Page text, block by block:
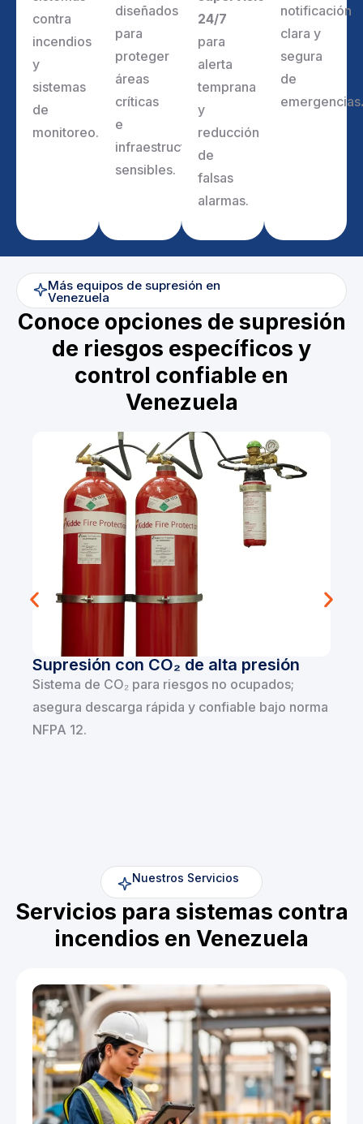
contra
incendios
y
sistemas
de
monitoreo.
diseñados
para
proteger
áreas
críticas
e
infraestructuras
sensibles.
24/7
para
alerta
temprana
y
reducción
de
falsas
alarmas.
notificación
clara y
segura
de
emergencias
Más equipos de supresión en
Venezuela
Conoce opciones de supresión
de riesgos específicos y
control confiable en
Venezuela
Supresión con CO₂ de alta presión
Sistema de CO₂ para riesgos no ocupados;
asegura descarga rápida y confiable bajo norma
NFPA 12.
Nuestros Servicios
Servicios para sistemas contra
incendios en Venezuela